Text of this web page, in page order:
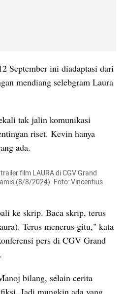
September ini diadaptasi dari
mendiang selebgram Laura
tak jalin komunikasi
riset. Kevin hanya
ada.
film LAURA di CGV Grand
(8/8/2024). Foto: Vincentius
ke skrip. Baca skrip, terus
pers di CGV Grand
bilang, selain cerita
Jadi mungkin ada yang